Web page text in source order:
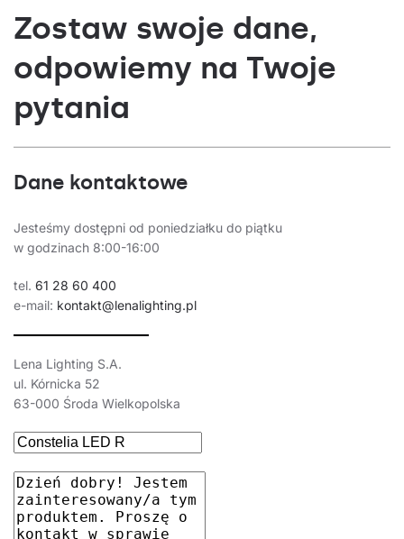
Zostaw swoje dane,
odpowiemy na Twoje
pytania
Dane kontaktowe
Jesteśmy dostępni od poniedziałku do piątku
w godzinach 8:00-16:00
tel. 61 28 60 400
e-mail: kontakt@lenalighting.pl
Lena Lighting S.A.
ul. Kórnicka 52
63-000 Środa Wielkopolska